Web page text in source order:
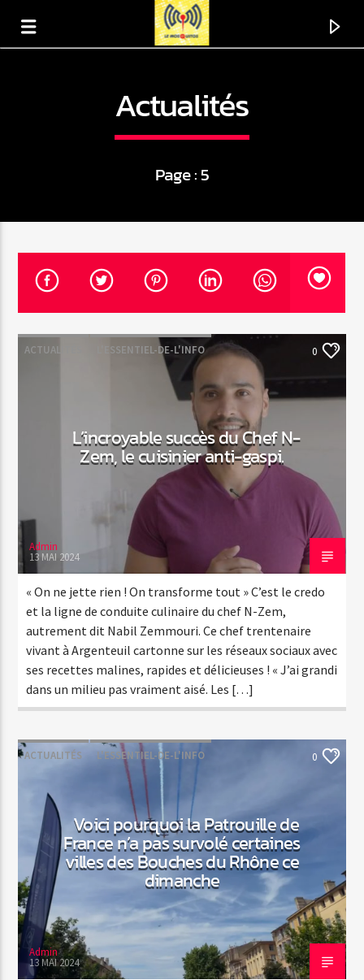
Titre
Artiste
Emission en cours
Web-Radio-Années 100% 80s
Web-Radio-Le-Mosquitos
Web-Radio-Sicily
Web-Radio-Années 70
Web-Radio-Années 80
Web-Radio-Latino
Web-Radio-Italia
Actualités
Page : 5
ACTUALITÉS L'ESSENTIEL-DE-L'INFO 0
L’incroyable succès du Chef N-
Zem, le cuisinier anti-gaspi.
Admin
13 MAI 2024
« On ne jette rien ! On transforme tout » C’est le credo
et la ligne de conduite culinaire du chef N-Zem,
autrement dit Nabil Zemmouri. Ce chef trentenaire
vivant à Argenteuil cartonne sur les réseaux sociaux avec
ses recettes malines, rapides et délicieuses ! « J’ai grandi
dans un milieu pas vraiment aisé. Les […]
ACTUALITÉS L'ESSENTIEL-DE-L'INFO 0
Voici pourquoi la Patrouille de
France n’a pas survolé certaines
villes des Bouches du Rhône ce
dimanche
Admin
13 MAI 2024